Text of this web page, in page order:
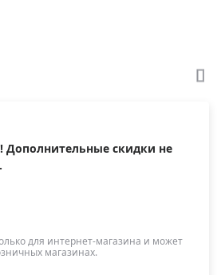
Дополнительные скидки не
для интернет-магазина и может
магазинах.